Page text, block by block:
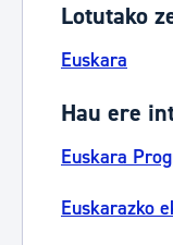
Lotutako
Euskara
Hau ere
Euskara
Euskarazko